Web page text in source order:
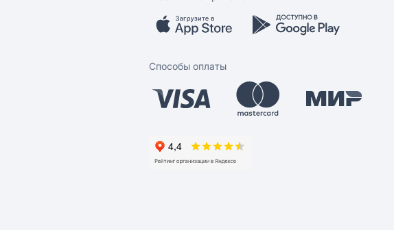
Способы оплаты